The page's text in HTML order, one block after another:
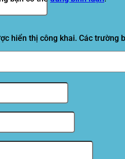
hiển thị công khai. Các trường